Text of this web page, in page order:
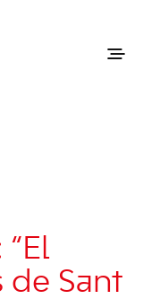
de Sant